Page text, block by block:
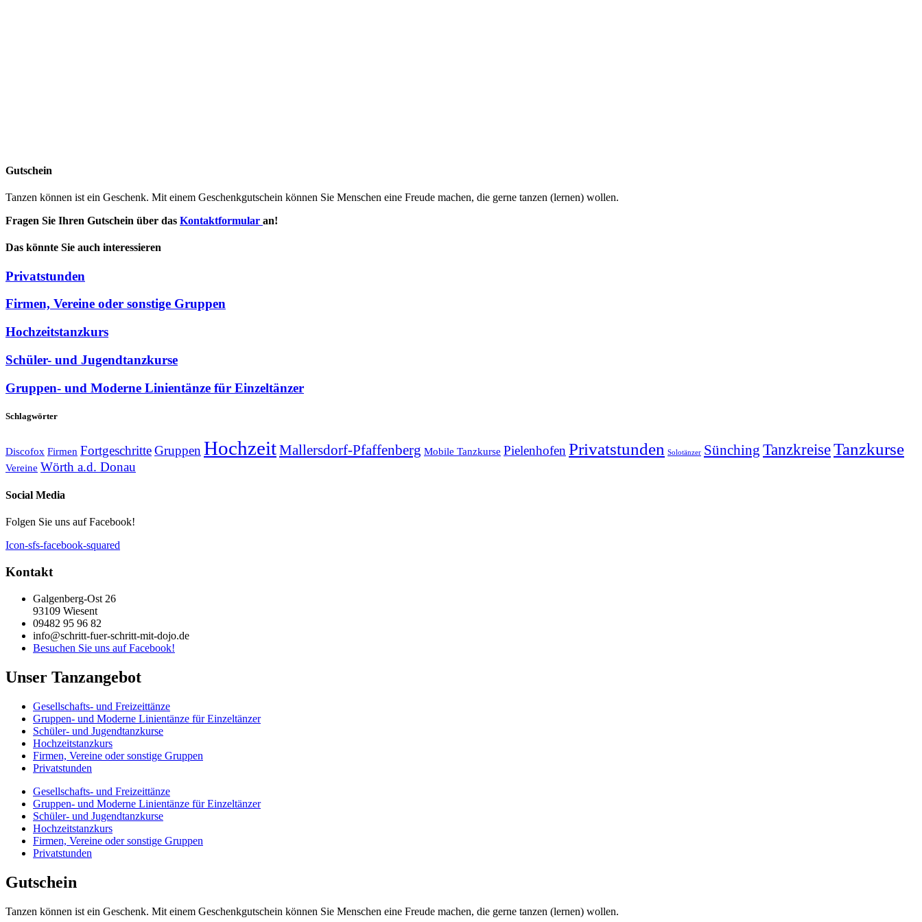
Gutschein
Tanzen können ist ein Geschenk. Mit einem Geschenkgutschein können Sie Menschen eine Freude machen, die gerne tanzen (lernen) wollen.
Fragen Sie Ihren Gutschein über das Kontaktformular an!
Das könnte Sie auch interessieren
Privatstunden
Firmen, Vereine oder sonstige Gruppen
Hochzeitstanzkurs
Schüler- und Jugendtanzkurse
Gruppen- und Moderne Linientänze für Einzeltänzer
Schlagwörter
Discofox Firmen FortgeschritteGruppen HochzeitMallersdorf-Pfaffenberg Mobile Tanzkurse Pielenhofen Privatstunden Solotänzer Sünching TanzkreiseTanzkurse
Vereine Wörth a.d. Donau
Social Media
Folgen Sie uns auf Facebook!
Icon-sfs-facebook-squared
Kontakt
Galgenberg-Ost 26
93109 Wiesent
09482 95 96 82
info@schritt-fuer-schritt-mit-dojo.de
Besuchen Sie uns auf Facebook!
Unser Tanzangebot
Gesellschafts- und Freizeittänze
Gruppen- und Moderne Linientänze für Einzeltänzer
Schüler- und Jugendtanzkurse
Hochzeitstanzkurs
Firmen, Vereine oder sonstige Gruppen
Privatstunden
Gesellschafts- und Freizeittänze
Gruppen- und Moderne Linientänze für Einzeltänzer
Schüler- und Jugendtanzkurse
Hochzeitstanzkurs
Firmen, Vereine oder sonstige Gruppen
Privatstunden
Gutschein
Tanzen können ist ein Geschenk. Mit einem Geschenkgutschein können Sie Menschen eine Freude machen, die gerne tanzen (lernen) wollen.